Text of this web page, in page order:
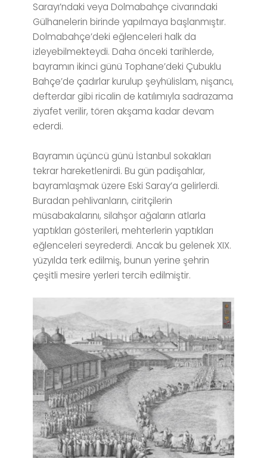
Sarayı’ndaki veya Dolmabahçe civarındaki
Gülhanelerin birinde yapılmaya başlanmıştır.
Dolmabahçe’deki eğlenceleri halk da
izleyebilmekteydi. Daha önceki tarihlerde,
bayramın ikinci günü Tophane’deki Çubuklu
Bahçe’de çadırlar kurulup şeyhülislam, nişancı,
defterdar gibi ricalin de katılımıyla sadrazama
ziyafet verilir, tören akşama kadar devam
ederdi.
Bayramın üçüncü günü İstanbul sokakları
tekrar hareketlenirdi. Bu gün padişahlar,
bayramlaşmak üzere Eski Saray’a gelirlerdi.
Buradan pehlivanların, ciritçilerin
müsabakalarını, silahşor ağaların atlarla
yaptıkları gösterileri, mehterlerin yaptıkları
eğlenceleri seyrederdi. Ancak bu gelenek XIX.
yüzyılda terk edilmiş, bunun yerine şehrin
çeşitli mesire yerleri tercih edilmiştir.